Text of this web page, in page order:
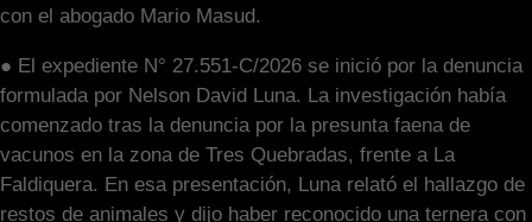
con el abogado Mario Masud.
● El expediente N° 27.551-C/2026 se inició por la denuncia
formulada por Nelson David Luna. La investigación había
comenzado tras la denuncia por la presunta faena de
vacunos en la zona de Tres Quebradas, frente a La
Faldiquera. En esa presentación, Luna relató el hallazgo de
restos de animales y dijo haber reconocido una ternera con